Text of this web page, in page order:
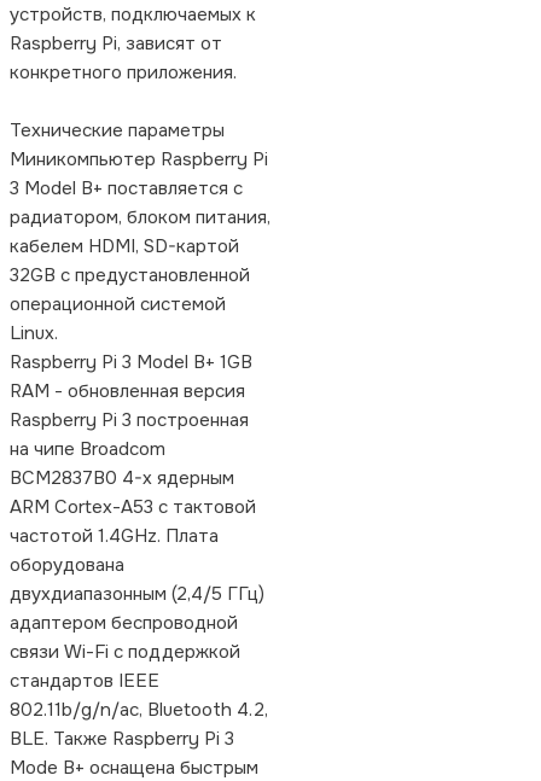
устройств, подключаемых к
Raspberry Pi, зависят от
конкретного приложения.
Технические параметры
Миникомпьютер Raspberry Pi
3 Model B+ поставляется с
радиатором, блоком питания,
кабелем HDMI, SD-картой
32GB с предустановленной
операционной системой
Linux.
Raspberry Pi 3 Model B+ 1GB
RAM - обновленная версия
Raspberry Pi 3 построенная
на чипе Broadcom
BCM2837B0 4-х ядерным
ARM Cortex-A53 с тактовой
частотой 1.4GHz. Плата
оборудована
двухдиапазонным (2,4/5 ГГц)
адаптером беспроводной
связи Wi-Fi с поддержкой
стандартов IEEE
802.11b/g/n/ac, Bluetooth 4.2,
BLE. Также Raspberry Pi 3
Mode B+ оснащена быстрым